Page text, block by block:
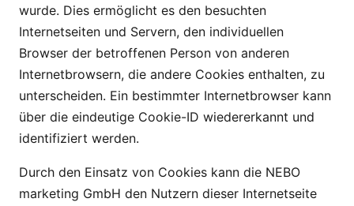
wurde. Dies ermöglicht es den besuchten
Internetseiten und Servern, den individuellen
Browser der betroffenen Person von anderen
Internetbrowsern, die andere Cookies enthalten, zu
unterscheiden. Ein bestimmter Internetbrowser kann
über die eindeutige Cookie-ID wiedererkannt und
identifiziert werden.
Durch den Einsatz von Cookies kann die NEBO
marketing GmbH den Nutzern dieser Internetseite